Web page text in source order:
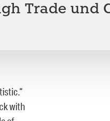
Trade und
with